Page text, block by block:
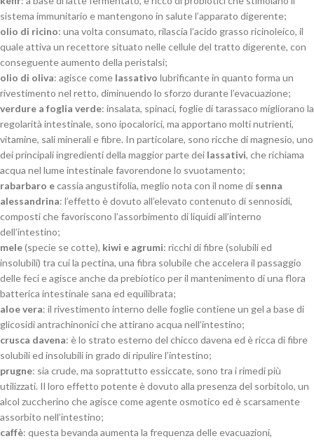
sistema immunitario e mantengono in salute l’apparato digerente;
olio di ricino: una volta consumato, rilascia l’acido grasso ricinoleico, il
quale attiva un recettore situato nelle cellule del tratto digerente, con
conseguente aumento della peristalsi;
olio di oliva: agisce come lassativo lubrificante in quanto forma un
rivestimento nel retto, diminuendo lo sforzo durante l’evacuazione;
verdure a foglia verde: insalata, spinaci, foglie di tarassaco migliorano la
regolarità intestinale, sono ipocalorici, ma apportano molti nutrienti,
vitamine, sali minerali e fibre. In particolare, sono ricche di magnesio, uno
dei principali ingredienti della maggior parte dei lassativi, che richiama
acqua nel lume intestinale favorendone lo svuotamento;
rabarbaro ecassia angustifolia, meglio nota con il nome di senna
alessandrina: l’effetto è dovuto all’elevato contenuto di sennosidi,
composti che favoriscono l’assorbimento di liquidi all’interno
dell’intestino;
mele(specie se cotte), kiwi e agrumi: ricchi di fibre (solubili ed
insolubili) tra cui la pectina, una fibra solubile che accelera il passaggio
delle feci e agisce anche da prebiotico per il mantenimento di una flora
batterica intestinale sana ed equilibrata;
aloe vera: il rivestimento interno delle foglie contiene un gel a base di
glicosidi antrachinonici che attirano acqua nell’intestino;
crusca davena: è lo strato esterno del chicco davena ed è ricca di fibre
solubili ed insolubili in grado di ripulire l’intestino;
prugne: sia crude, ma soprattutto essiccate, sono tra i rimedi più
utilizzati. Il loro effetto potente è dovuto alla presenza del sorbitolo, un
alcol zuccherino che agisce come agente osmotico ed è scarsamente
assorbito nell’intestino;
caffè: questa bevanda aumenta la frequenza delle evacuazioni,